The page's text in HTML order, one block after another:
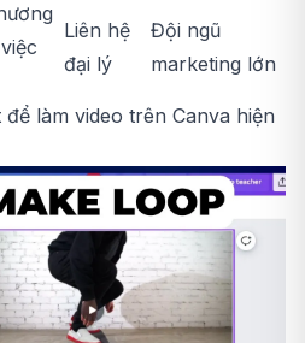
Liên hệ
đại lý
Đội ngũ
marketing lớn
làm video trên Canva hiện